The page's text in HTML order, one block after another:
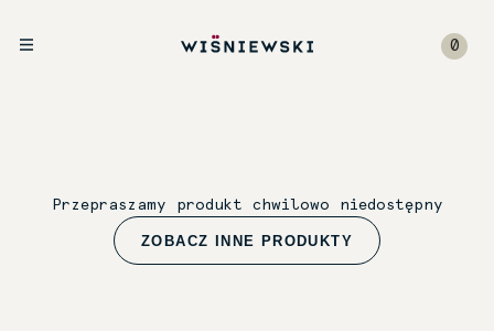
0
Przepraszamy produkt chwilowo niedostępny
ZOBACZ INNE PRODUKTY